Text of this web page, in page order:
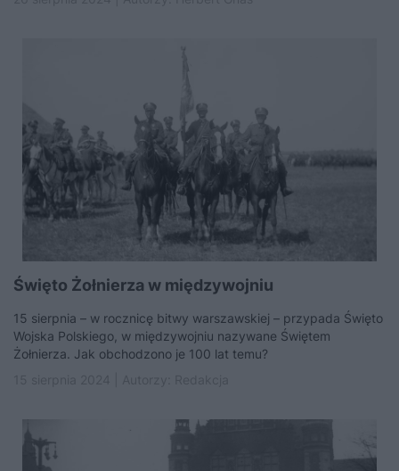
Święto Żołnierza w międzywojniu
15 sierpnia – w rocznicę bitwy warszawskiej – przypada Święto
Wojska Polskiego, w międzywojniu nazywane Świętem
Żołnierza. Jak obchodzono je 100 lat temu?